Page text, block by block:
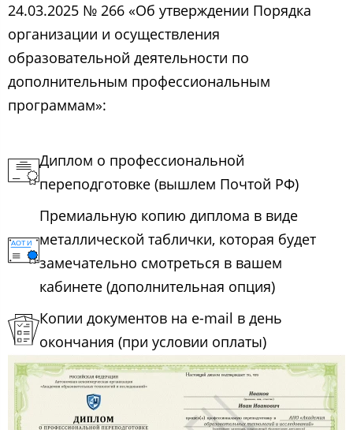
24.03.2025 № 266 «Об утверждении Порядка
организации и осуществления
образовательной деятельности по
дополнительным профессиональным
программам»:
Диплом о профессиональной
переподготовке (вышлем Почтой РФ)
Премиальную копию диплома в виде
металлической таблички, которая будет
замечательно смотреться в вашем
кабинете (дополнительная опция)
Копии документов на e-mail в день
окончания (при условии оплаты)